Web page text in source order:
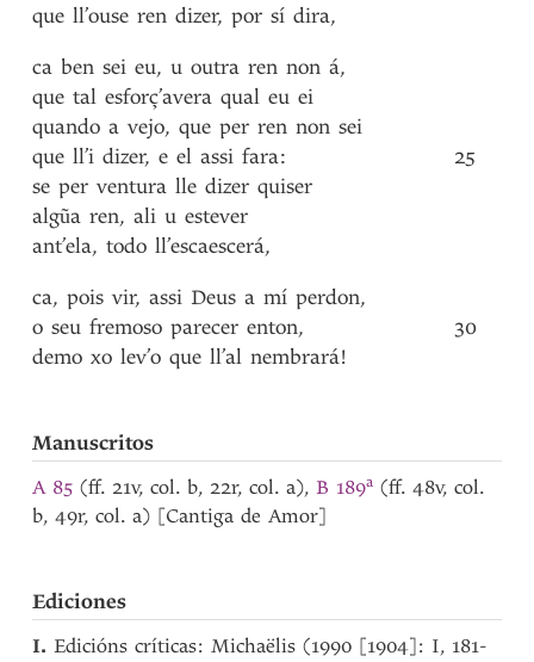
que ll’ouse ren dizer, por sí dira,
ca ben sei eu, u outra ren non á,
que tal esforç’avera qual eu ei
quando a vejo, que per ren non sei
que ll’i dizer, e el assi fara:
se per ventura lle dizer quiser
algũa ren, ali u estever
ant’ela, todo ll’escaescerá,
ca, pois vir, assi Deus a mí perdon,
o seu fremoso parecer enton,
demo xo lev’o que ll’al nembrará!
25
30
Manuscritos
A 85 (ff. 21v, col. b, 22r, col. a),B 189a (ff. 48v, col.
b, 49r, col. a) [Cantiga de Amor]
Ediciones
I. Edicións críticas: Michaëlis (1990 [1904]: I, 181-